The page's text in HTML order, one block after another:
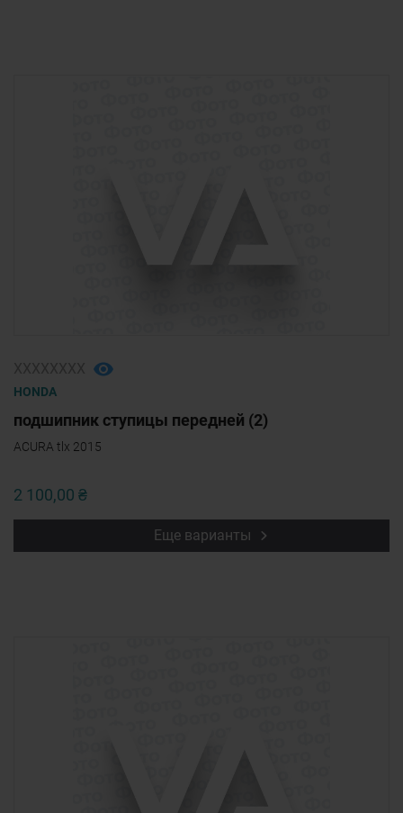
HONDA
подшипник ступицы передней (2)
ACURA tlx 2015
2 100,00 ₴
Еще варианты